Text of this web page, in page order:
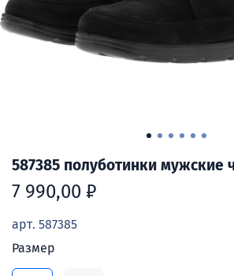
арт. 587385
587385 полуботинки мужские
7 990,00 ₽
Размер